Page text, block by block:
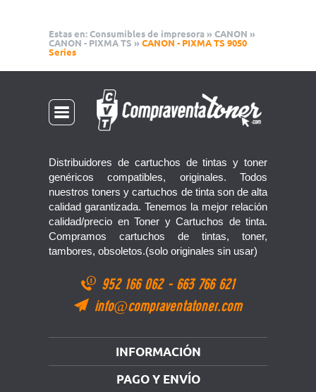
Estas en: Consumibles de impresora » CANON »
CANON - PIXMA TS » CANON - PIXMA TS 9050
Series
Distribuidores de cartuchos de tintas y toner
genéricos compatibles, originales. Todos
nuestros toners y cartuchos de tinta son de alta
calidad garantizada. Tenemos la mejor relación
calidad/precio en Toner y Cartuchos de tinta.
Compramos cartuchos de tintas, toner,
tambores, obsoletos.(solo originales sin usar)
952 166 062 - 663 766 621
info@compraventatoner.com
INFORMACIÓN
PAGO Y ENVÍO